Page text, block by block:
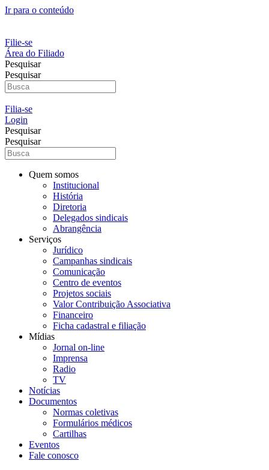
Ir para o conteúdo
Filie-se
Área do Filiado
Pesquisar
Pesquisar
Filia-se
Login
Pesquisar
Pesquisar
Quem somos
Institucional
História
Diretoria
Delegados sindicais
Abrangência
Serviços
Jurídico
Campanhas sindicais
Comunicação
Centro de eventos
Projetos sociais
Valor Contribuição Associativa
Financeiro
Ficha cadastral e filiação
Mídias
Jornal on-line
Imprensa
Radio
TV
Notícias
Documentos
Normas coletivas
Formulários médicos
Cartilhas
Eventos
Fale conosco